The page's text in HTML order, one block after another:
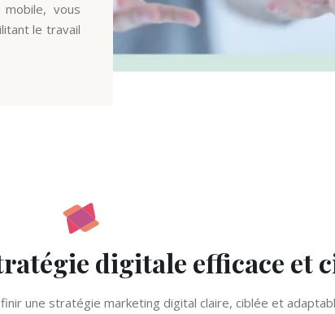
vous
le travail
digitale efficace et
une stratégie marketing digital claire, ciblée et